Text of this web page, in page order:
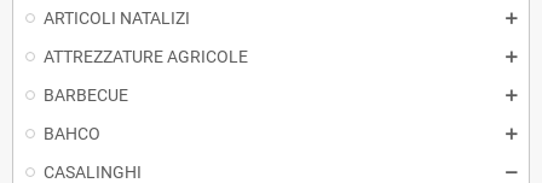
ARTICOLI NATALIZI
ATTREZZATURE AGRICOLE
BARBECUE
BAHCO
CASALINGHI